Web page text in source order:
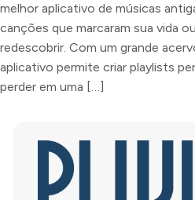
melhor aplicativo de músicas
canções que marcaram sua vida
redescobrir. Com um grande
aplicativo permite criar playlists
perder em uma […]